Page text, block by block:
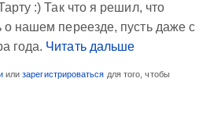
:) Так что я решил, что
о нашем переезде, пусть даже с
года. Читать дальше
илизарегистрироваться для того, чтобы